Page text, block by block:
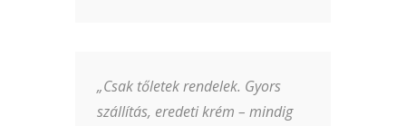
„Csak tőletek rendelek. Gyors
szállítás, eredeti krém – mindig